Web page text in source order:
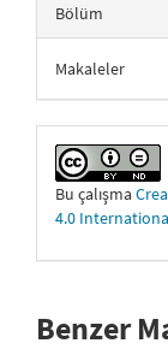
Bölüm
Makaleler
Bu çalışma
4.0
Benzer